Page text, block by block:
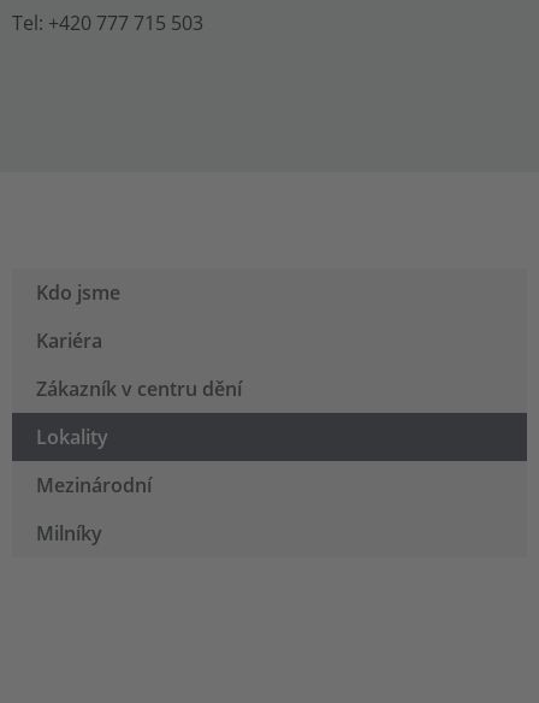
Tel: +420 777 715 503
Kdo jsme
Kariéra
Zákazník v centru dění
Lokality
Mezinárodní
Milníky